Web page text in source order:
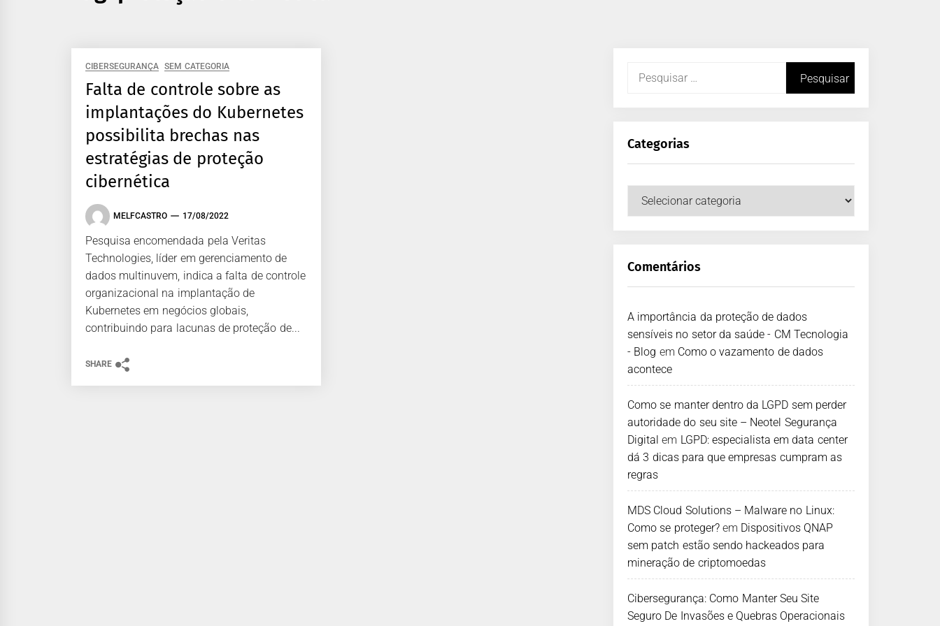
CIBERSEGURANÇA SEM CATEGORIA
Falta de controle sobre as
implantações do Kubernetes
possibilita brechas nas
estratégias de proteção
cibernética
MELFCASTRO 17/08/2022
Pesquisa encomendada pela Veritas
Technologies, líder em gerenciamento de
dados multinuvem, indica a falta de controle
organizacional na implantação de
Kubernetes em negócios globais,
contribuindo para lacunas de proteção de...
SHARE
Categorias
Comentários
A importância da proteção de dados
sensíveis no setor da saúde - CM Tecnologia
- Blog em Como o vazamento de dados
acontece
Como se manter dentro da LGPD sem perder
autoridade do seu site – Neotel Segurança
Digital em LGPD: especialista em data center
dá 3 dicas para que empresas cumpram as
regras
MDS Cloud Solutions – Malware no Linux:
Como se proteger?em Dispositivos QNAP
sem patch estão sendo hackeados para
mineração de criptomoedas
Cibersegurança: Como Manter Seu Site
Seguro De Invasões e Quebras Operacionais